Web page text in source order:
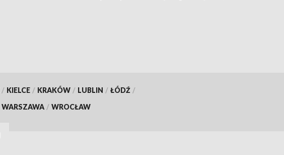
/ KIELCE / KRAKÓW / LUBLIN / ŁÓDŹ /
WARSZAWA / WROCŁAW